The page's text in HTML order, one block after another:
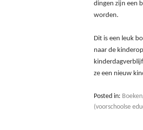
dingen zijn een
worden.
Dit is een leuk
naar de
ze een nieuw
Posted in: Boeken
(voorschoolse